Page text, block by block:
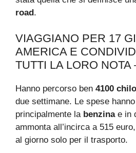
road.
VIAGGIANO PER 17
AMERICA E
TUTTI LA LORO NOTA
Hanno percorso ben 4100
due settimane. Le spese
principalmente la benzinae in
ammonta all’incirca a 515
al giorno solo per il trasporto.